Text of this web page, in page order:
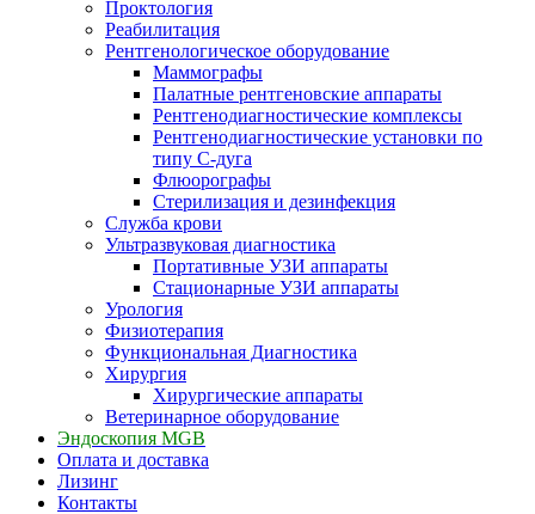
Проктология
Реабилитация
Рентгенологическое оборудование
Маммографы
Палатные рентгеновские аппараты
Рентгенодиагностические комплексы
Рентгенодиагностические установки по
типу С-дуга
Флюорографы
Стерилизация и дезинфекция
Служба крови
Ультразвуковая диагностика
Портативные УЗИ аппараты
Стационарные УЗИ аппараты
Урология
Физиотерапия
Функциональная Диагностика
Хирургия
Хирургические аппараты
Ветеринарное оборудование
Эндоскопия MGB
Оплата и доставка
Лизинг
Контакты